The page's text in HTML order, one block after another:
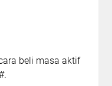
beli masa aktif